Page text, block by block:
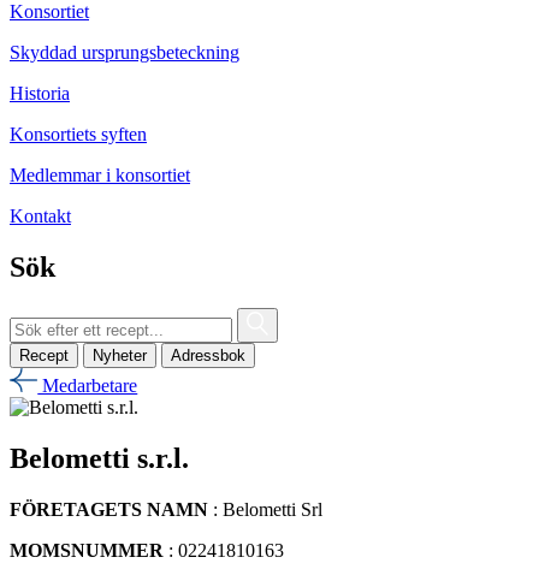
Konsortiet
Skyddad ursprungsbeteckning
Historia
Konsortiets syften
Medlemmar i konsortiet
Kontakt
Sök
Recept Nyheter Adressbok
Medarbetare
Belometti s.r.l.
FÖRETAGETS NAMN : Belometti Srl
MOMSNUMMER : 02241810163